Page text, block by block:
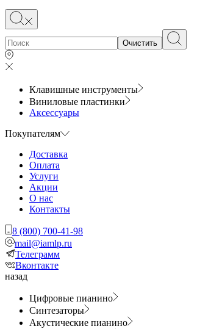
Очистить
Клавишные инструменты
Виниловые пластинки
Аксессуары
Покупателям
Доставка
Оплата
Услуги
Акции
О нас
Контакты
8 (800) 700-41-98
mail@iamlp.ru
Телеграмм
Вконтакте
назад
Цифровые пианино
Синтезаторы
Акустические пианино